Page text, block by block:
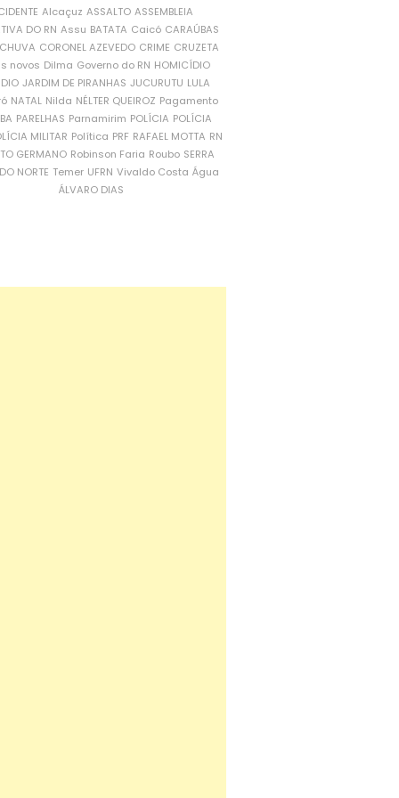
Alcaçuz ASSALTO ASSEMBLEIA
DO RN Assu BATATA Caicó CARAÚBAS
CORONEL AZEVEDO CRIME CRUZETA
novos Dilma Governo do RN HOMICÍDIO
JARDIM DE PIRANHAS JUCURUTU LULA
NATAL Nilda NÉLTER QUEIROZ Pagamento
PARELHAS Parnamirim POLÍCIA POLÍCIA
MILITAR Política PRF RAFAEL MOTTA RN
GERMANO Robinson Faria Roubo SERRA
NORTE Temer UFRN Vivaldo Costa Água
ÁLVARO DIAS